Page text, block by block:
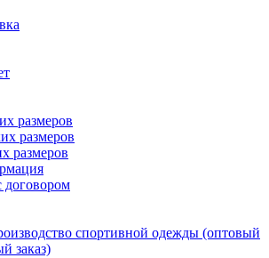
размеров
размеров
размеров
договором
спортивной одежды (оптовый
заказ)